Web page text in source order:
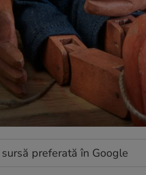
preferată în Google